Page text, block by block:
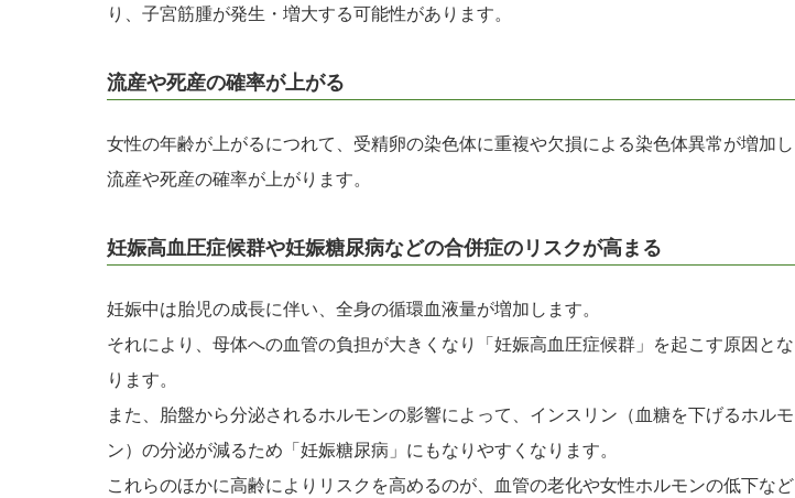
り、子宮筋腫が発生・増大する可能性があります。
流産や死産の確率が上がる
女性の年齢が上がるにつれて、受精卵の染色体に重複や欠損による染色体異常が増加し
流産や死産の確率が上がります。
妊娠高血圧症候群や妊娠糖尿病などの合併症のリスクが高まる
妊娠中は胎児の成長に伴い、全身の循環血液量が増加します。
それにより、母体への血管の負担が大きくなり「妊娠高血圧症候群」を起こす原因とな
ります。
また、胎盤から分泌されるホルモンの影響によって、インスリン（血糖を下げるホルモ
ン）の分泌が減るため「妊娠糖尿病」にもなりやすくなります。
これらのほかに高齢によりリスクを高めるのが、血管の老化や女性ホルモンの低下など